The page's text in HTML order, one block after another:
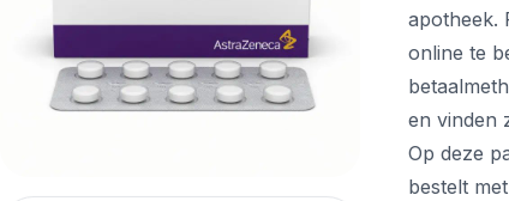
apotheek.
online te
en vinden
Op deze
bestelt